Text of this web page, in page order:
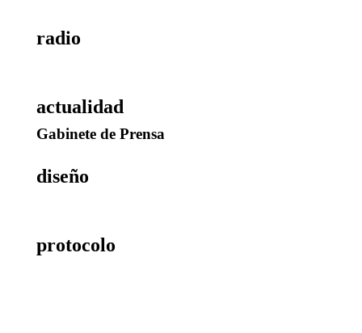
radio
actualidad
Gabinete de Prensa
diseño
protocolo